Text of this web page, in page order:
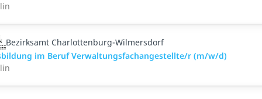
Bezirksamt Charlottenburg-Wilmersdorf
im Beruf Verwaltungsfachangestellte/r (m/w/d)